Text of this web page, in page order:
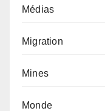
Médias
Migration
Mines
Monde